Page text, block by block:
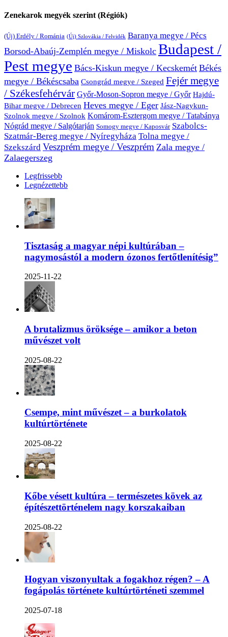
Zenekarok megyék szerint (Régiók)
(Új) Erdély / Románia (Új) Szlovákia / Felvidék Baranya megye / Pécs
Borsod-Abaúj-Zemplén megye / Miskolc Budapest /
Pest megye Bács-Kiskun megye / Kecskemét Békés
megye / Békéscsaba Csongrád megye / Szeged Fejér megye
/ Székesfehérvár Győr-Moson-Sopron megye / Győr Hajdú-
Bihar megye / Debrecen Heves megye / Eger Jász-Nagykun-
Szolnok megye / Szolnok Komárom-Esztergom megye / Tatabánya
Nógrád megye / Salgótarján Somogy megye / Kaposvár Szabolcs-
Szatmár-Bereg megye / Nyíregyháza Tolna megye /
Szekszárd Veszprém megye / Veszprém Zala megye /
Zalaegerszeg
Legfrissebb
Legnézettebb
Tisztaság a magyar népi kultúrában –
nagymosástól a modern ózonos fertőtlenítésig”
2025-11-22
A brutalizmus öröksége – amikor a beton
művészet volt
2025-08-22
Csempe, mint művészet – a burkolatok
kultúrtörténete
2025-08-22
Kőbe vésett kultúra – természetes kövek az
építészettörténelem nagy korszakaiban
2025-08-22
Hogyan viszonyultak a fogakhoz régen? – A
fogápolás története kultúrtörténeti szemmel
2025-07-18